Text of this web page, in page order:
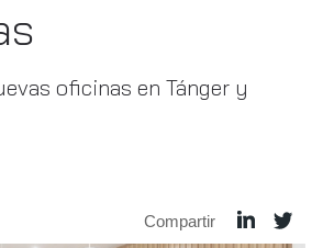
oficinas en Tánger y
Compartir